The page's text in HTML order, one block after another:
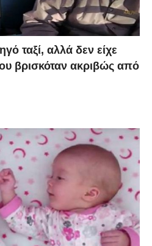
ταξί, αλλά δεν είχε
βρισκόταν ακριβώς από